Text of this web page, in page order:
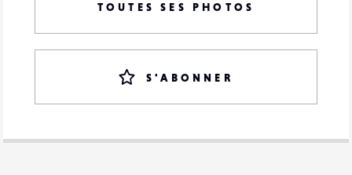
TOUTES SES PHOTOS
S'ABONNER